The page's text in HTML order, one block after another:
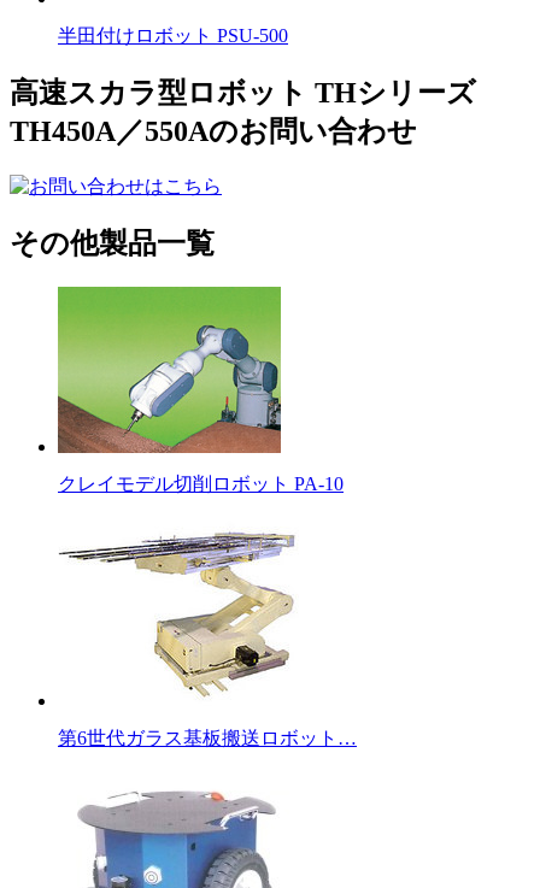
半田付けロボット PSU-500
高速スカラ型ロボット THシリーズ
TH450A／550Aのお問い合わせ
その他製品一覧
クレイモデル切削ロボット PA-10
第6世代ガラス基板搬送ロボット…